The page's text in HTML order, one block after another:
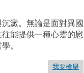
澱。無論是面對異國
能提供一種心靈的慰
。
我要檢舉